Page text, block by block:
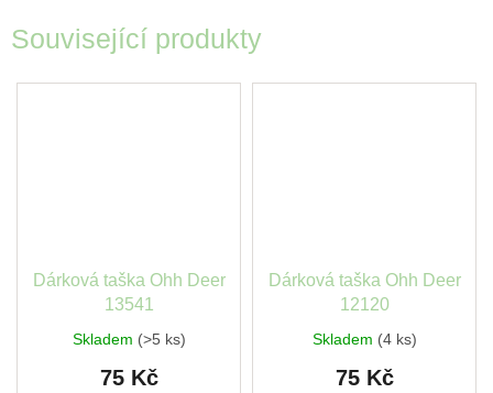
Související produkty
Dárková taška Ohh Deer
13541
Skladem (>5 ks)
75 Kč
Dárková taška Ohh Deer
12120
Skladem (4 ks)
75 Kč